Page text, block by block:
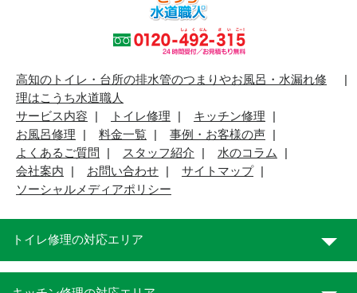
高知のトイレ・台所の排水管のつまりやお風呂・水漏れ修
理はこうち水道職人
サービス内容
トイレ修理
キッチン修理
お風呂修理
料金一覧
事例・お客様の声
よくあるご質問
スタッフ紹介
水のコラム
会社案内
お問い合わせ
サイトマップ
ソーシャルメディアポリシー
トイレ修理の対応エリア